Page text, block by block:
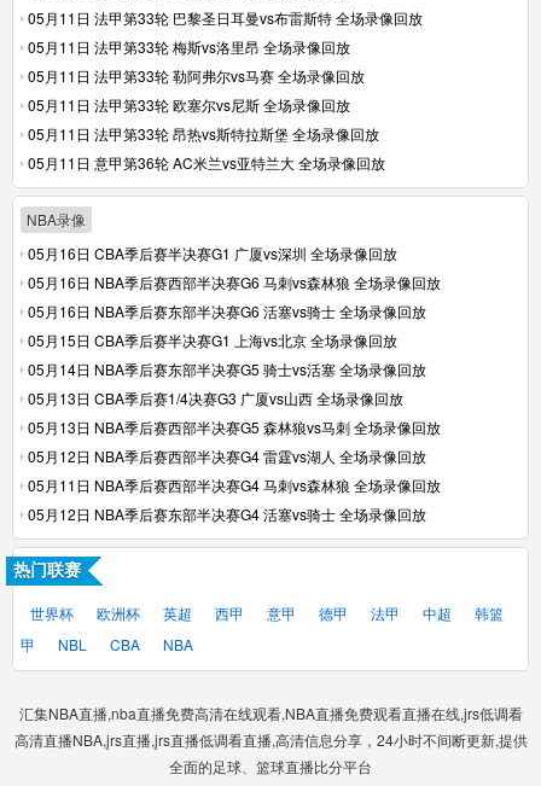
05月11日 法甲第33轮 巴黎圣日耳曼vs布雷斯特 全场录像回放
05月11日 法甲第33轮 梅斯vs洛里昂 全场录像回放
05月11日 法甲第33轮 勒阿弗尔vs马赛 全场录像回放
05月11日 法甲第33轮 欧塞尔vs尼斯 全场录像回放
05月11日 法甲第33轮 昂热vs斯特拉斯堡 全场录像回放
05月11日 意甲第36轮 AC米兰vs亚特兰大 全场录像回放
NBA录像
05月16日 CBA季后赛半决赛G1 广厦vs深圳 全场录像回放
05月16日 NBA季后赛西部半决赛G6 马刺vs森林狼 全场录像回放
05月16日 NBA季后赛东部半决赛G6 活塞vs骑士 全场录像回放
05月15日 CBA季后赛半决赛G1 上海vs北京 全场录像回放
05月14日 NBA季后赛东部半决赛G5 骑士vs活塞 全场录像回放
05月13日 CBA季后赛1/4决赛G3 广厦vs山西 全场录像回放
05月13日 NBA季后赛西部半决赛G5 森林狼vs马刺 全场录像回放
05月12日 NBA季后赛西部半决赛G4 雷霆vs湖人 全场录像回放
05月11日 NBA季后赛西部半决赛G4 马刺vs森林狼 全场录像回放
05月12日 NBA季后赛东部半决赛G4 活塞vs骑士 全场录像回放
热门联赛
世界杯 欧洲杯 英超 西甲 意甲 德甲 法甲 中超
韩篮
甲
NBL CBA NBA
汇集NBA直播,nba直播免费高清在线观看,NBA直播免费观看直播在线,jrs低调看
高清直播NBA,jrs直播,jrs直播低调看直播,高清信息分享，24小时不间断更新,提供
全面的足球、篮球直播比分平台